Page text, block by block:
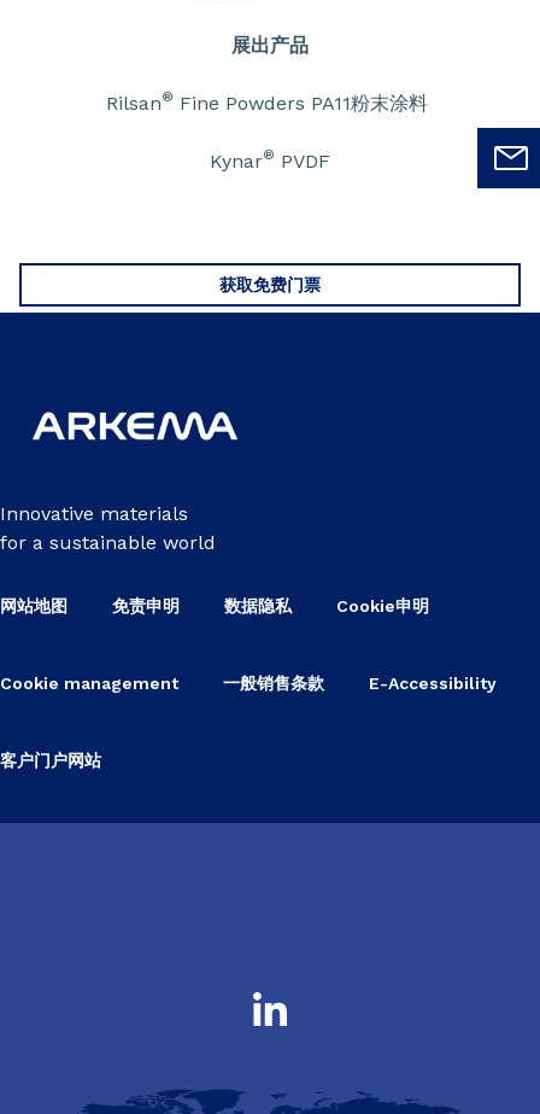
展出产品
Rilsan® Fine Powders PA11粉末涂料
Kynar® PVDF
获取免费门票
Innovative materials
for a sustainable world
网站地图 免责申明 数据隐私 Cookie申明
Cookie management 一般销售条款 E-Accessibility
客户门户网站